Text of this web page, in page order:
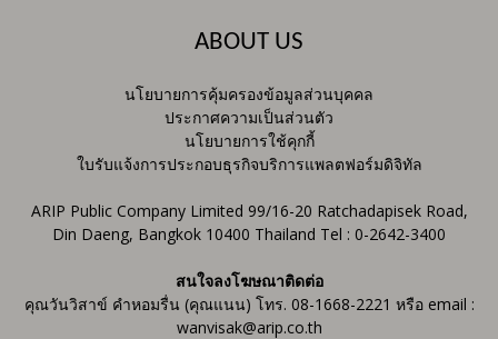
ABOUT US
นโยบายการคุ้มครองข้อมูลส่วนบุคคล
ประกาศความเป็นส่วนตัว
นโยบายการใช้คุกกี้
ใบรับแจ้งการประกอบธุรกิจบริการแพลตฟอร์มดิจิทัล
ARIP Public Company Limited 99/16-20 Ratchadapisek Road,
Din Daeng, Bangkok 10400 Thailand Tel : 0-2642-3400
สนใจลงโฆษณาติดต่อ
คุณวันวิสาข์ คำหอมรื่น (คุณแนน) โทร. 08-1668-2221 หรือ email :
wanvisak@arip.co.th